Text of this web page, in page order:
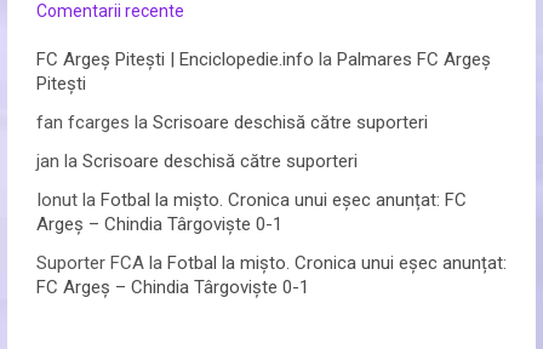
Comentarii recente
FC Argeș Pitești | Enciclopedie.info la Palmares FC Argeș
Pitești
fan fcarges la Scrisoare deschisă către suporteri
jan la Scrisoare deschisă către suporteri
Ionutla Fotbal la mișto. Cronica unui eșec anunțat: FC
Argeș – Chindia Târgoviște 0-1
Suporter FCAla Fotbal la mișto. Cronica unui eșec anunțat:
FC Argeș – Chindia Târgoviște 0-1